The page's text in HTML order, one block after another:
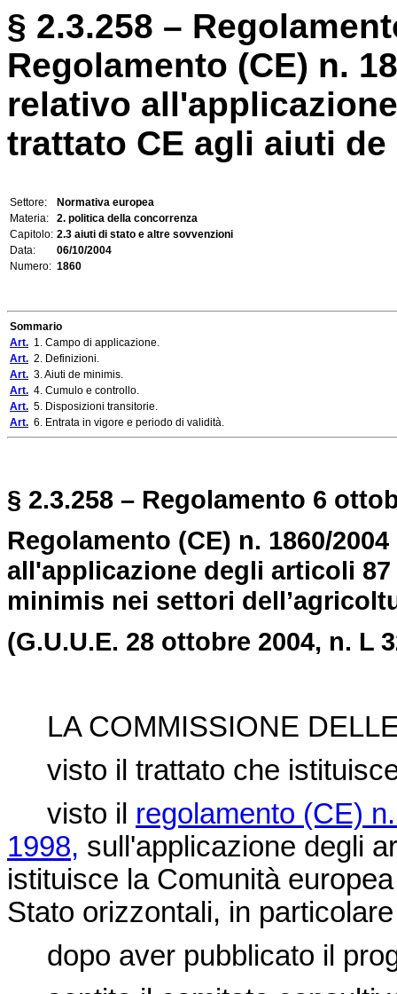
§ 2.3.258 –
Regolamento (CE) n.
relativo
trattato CE agli aiuti
Settore:
Normativa europea
Materia:
2. politica della concorrenza
Capitolo: 2.3 aiuti di stato e altre sovvenzioni
Data:
06/10/2004
Numero: 1860
Sommario
Art. 1. Campo di applicazione.
Art. 2. Definizioni.
Art. 3. Aiuti de minimis.
Art. 4. Cumulo e controllo.
Art. 5. Disposizioni transitorie.
Art. 6. Entrata in vigore e periodo di validità.
§ 2.3.258 – Regolamento 6
Regolamento (CE) n. 1860/
all'applicazione degli articoli
minimis nei settori dell’
(G.U.U.E. 28 ottobre 2004, n. L
LA COMMISSIONE
visto il trattato che
visto il regolamento (CE)
1998, sull'applicazione degli
istituisce la Comunità
Stato orizzontali, in
dopo aver pubblicato il